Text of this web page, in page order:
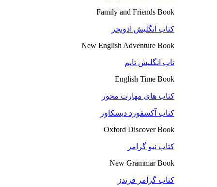
Family and Friends Book
کتاب انگلیش ادونچر
New English Adventure Book
تاب انگلیش تایم
English Time Book
کتاب های مهارت محور
کتاب آکسفورد دیسکاور
Oxford Discover Book
کتاب نیو گرامر
New Grammar Book
کتاب گرامر فرندز